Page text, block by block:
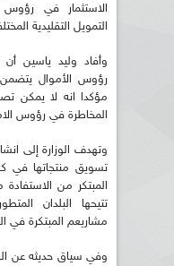
الاستثمار في رؤوس
التمويل التقليدية
وأفاد وليد ياسين أن
رؤوس الأموال
مؤكدا انه لا يمكن
المخاطرة في رؤوس
وتهدف الوزارة إلى
تسويق منتجاتها في
المبتكر من
تتيحها البلدان
مشاريعم المبتكرة في
وفي سياق حديثه عن